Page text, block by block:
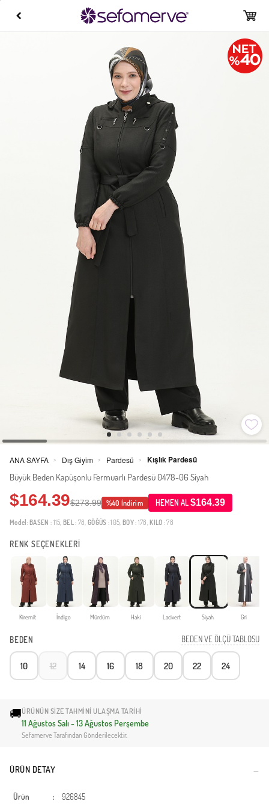
ANA SAYFA > Dış Giyim > Pardesü > Kışlık Pardesü
Büyük Beden Kapüşonlu Fermuarlı Pardesü 0478-06 Siyah
$164.39$273.99 %40 İndirim HEMEN AL$164.39
Model: BASEN : 115, BEL: 78,GÖĞÜS : 105, BOY: 178, KILO : 78
RENK SEÇENEKLERİ
Kiremit İndigo Mürdüm Haki Lacivert Siyah Gri
BEDEN BEDEN VE ÖLÇÜ TABLOSU
10 12 14 16 18 20 22 24
🚚ÜRÜNÜN SIZE TAHMINI ULAŞMA TARIHI
11 Ağustos Salı - 13 Ağustos Perşembe
Sefamerve Tarafından Gönderilecektir.
ÜRÜN DETAY
Ürün
: 926845